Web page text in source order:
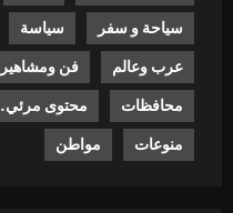
سياحة و سفر سياسة
عرب وعالم فن ومشاهير
محافظات محتوى مرئي.
منوعات مواطن